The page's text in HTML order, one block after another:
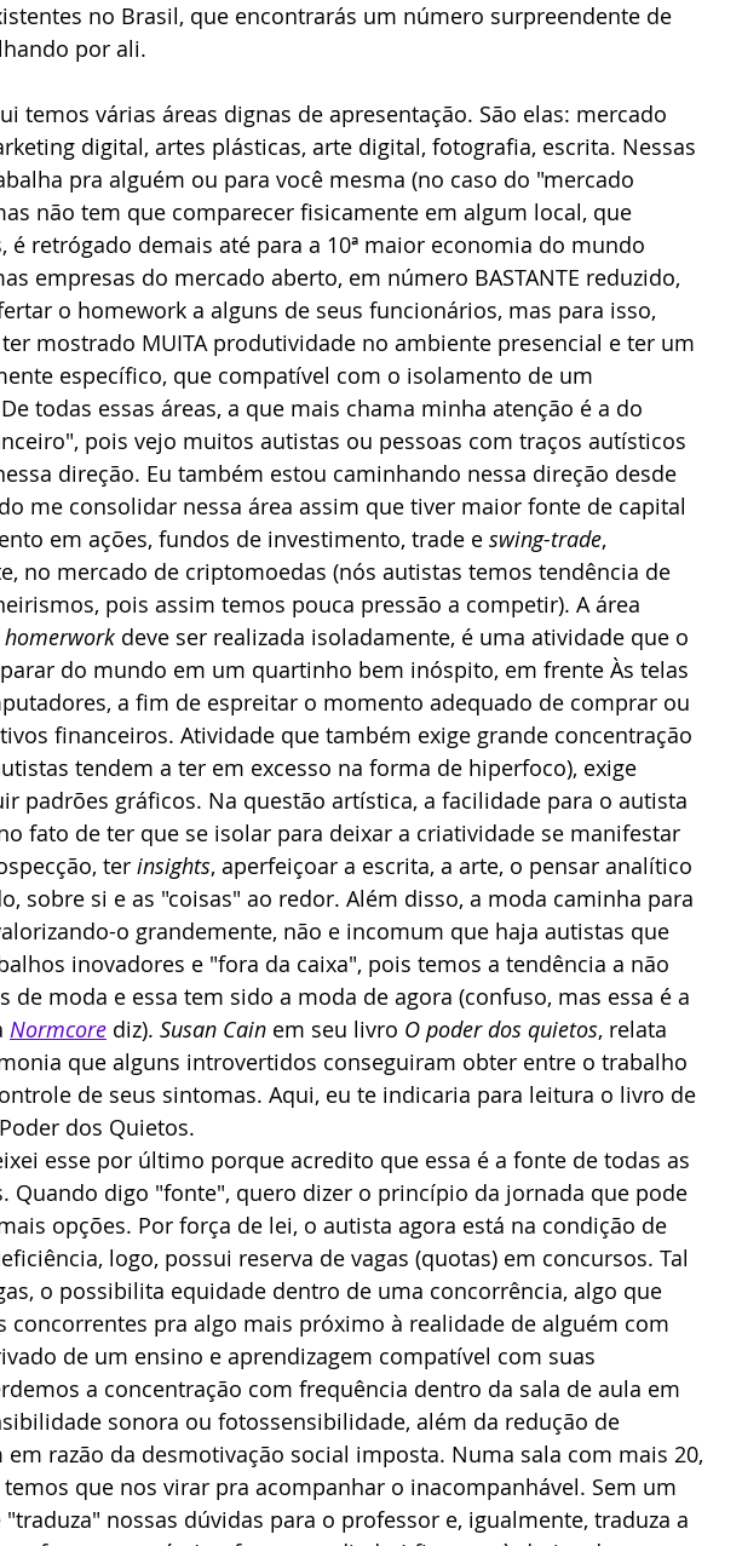
no Brasil, que encontrarás um número surpreendente de
por ali.
temos várias áreas dignas de apresentação. São elas: mercado
digital, artes plásticas, arte digital, fotografia, escrita. Nessas
pra alguém ou para você mesma (no caso do "mercado
não tem que comparecer fisicamente em algum local, que
é retrógado demais até para a 10ª maior economia do mundo
empresas do mercado aberto, em número BASTANTE reduzido,
o homework a alguns de seus funcionários, mas para isso,
mostrado MUITA produtividade no ambiente presencial e ter um
específico, que compatível com o isolamento de um
todas essas áreas, a que mais chama minha atenção é a do
pois vejo muitos autistas ou pessoas com traços autísticos
direção. Eu também estou caminhando nessa direção desde
me consolidar nessa área assim que tiver maior fonte de capital
em ações, fundos de investimento, trade e swing-trade,
no mercado de criptomoedas (nós autistas temos tendência de
pois assim temos pouca pressão a competir). A área
homerwork deve ser realizada isoladamente, é uma atividade que o
do mundo em um quartinho bem inóspito, em frente Às telas
a fim de espreitar o momento adequado de comprar ou
financeiros. Atividade que também exige grande concentração
tendem a ter em excesso na forma de hiperfoco), exige
padrões gráficos. Na questão artística, a facilidade para o autista
fato de ter que se isolar para deixar a criatividade se manifestar
ter insights, aperfeiçoar a escrita, a arte, o pensar analítico
sobre si e as "coisas" ao redor. Além disso, a moda caminha para
o grandemente, não e incomum que haja autistas que
inovadores e "fora da caixa", pois temos a tendência a não
de moda e essa tem sido a moda de agora (confuso, mas essa é a
Normcore diz). Susan Cain em seu livro O poder dos quietos, relata
que alguns introvertidos conseguiram obter entre o trabalho
de seus sintomas. Aqui, eu te indicaria para leitura o livro de
dos Quietos.
esse por último porque acredito que essa é a fonte de todas as
Quando digo "fonte", quero dizer o princípio da jornada que pode
opções. Por força de lei, o autista agora está na condição de
logo, possui reserva de vagas (quotas) em concursos. Tal
o possibilita equidade dentro de uma concorrência, algo que
concorrentes pra algo mais próximo à realidade de alguém com
de um ensino e aprendizagem compatível com suas
a concentração com frequência dentro da sala de aula em
sonora ou fotossensibilidade, além da redução de
em razão da desmotivação social imposta. Numa sala com mais 20,
temos que nos virar pra acompanhar o inacompanhável. Sem um
nossas dúvidas para o professor e, igualmente, traduza a